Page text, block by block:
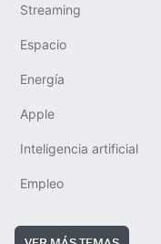
Streaming
Espacio
Energía
Apple
Inteligencia artificial
Empleo